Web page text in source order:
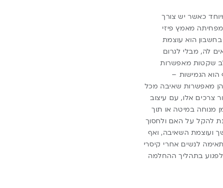
כאשר יש צורך
מאמץ פיזי
הוא עוצמת
לה, מבלי לגרום
שקטות מאפשרות
הוא הגמישות –
הן מאפשרות שאיבה מכל
צרכים אלו, עם עיצוב
מנוחה במיטה או תוך
להקל על האם ולחסוך
ועוצמת השאיבה, ואף
לנשים אחרי קיסרי
לפגוע בתהליך ההחלמה